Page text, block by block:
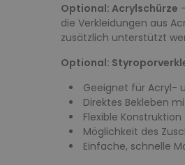
Optional: Acrylschürze
die Verkleidungen aus
zusätzlich unterstützt
Optional:
Geeignet für Acryl-
Direktes Bekleben
Flexible Konstruktion
Möglichkeit des
Einfache, schnelle